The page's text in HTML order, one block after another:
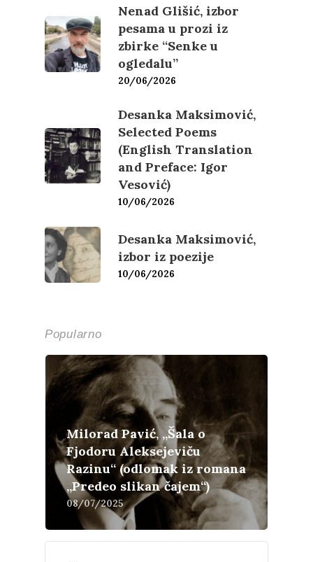
Nenad Glišić, izbor
pesama u prozi iz
zbirke “Senke u
ogledalu”
20/06/2026
Desanka Maksimović,
Selected Poems
(English Translation
and Preface: Igor
Vesović)
10/06/2026
Desanka Maksimović,
izbor iz poezije
10/06/2026
Popularno
Milorad Pavić, „Šala o
Fjodoru Aleksejeviču
Razinu“ (odlomak iz romana
„Predeo slikan čajem“)
08/07/2025
O nama